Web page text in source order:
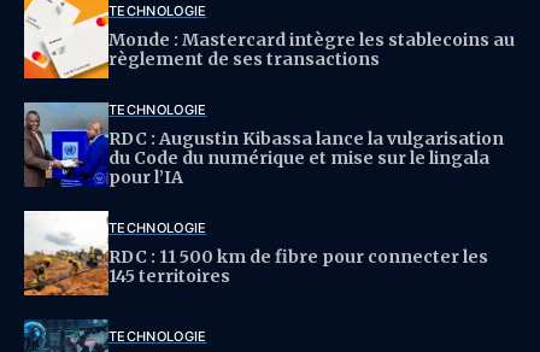
TECHNOLOGIE
Monde : Mastercard intègre les stablecoins au
règlement de ses transactions
TECHNOLOGIE
RDC : Augustin Kibassa lance la vulgarisation
du Code du numérique et mise sur le lingala
pour l’IA
TECHNOLOGIE
RDC : 11 500 km de fibre pour connecter les
145 territoires
TECHNOLOGIE